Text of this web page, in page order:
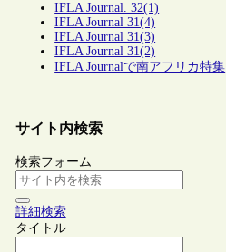
IFLA Journal. 32(1)
IFLA Journal 31(4)
IFLA Journal 31(3)
IFLA Journal 31(2)
IFLA Journalで南アフリカ特集
サイト内検索
検索フォーム
詳細検索
タイトル